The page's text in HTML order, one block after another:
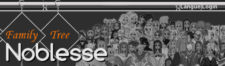
Noblesse
Langue Login